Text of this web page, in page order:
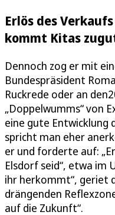
Erlös des
kommt Kitas
Dennoch zog er mit
Bundespräsident
Ruckrede oder an
„Doppelwumms“ von
eine gute Entwicklung
spricht man eher
er und forderte auf:
Elsdorf seid“, etwa im
ihr herkommt“, geriet
drängenden
auf die Zukunft“.